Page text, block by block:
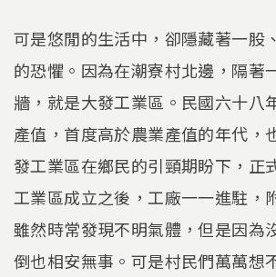
可是悠閒的生活中，卻隱藏著一股
的恐懼。因為在潮寮村北邊，隔著
牆，就是大發工業區。民國六十八
產值，首度高於農業產值的年代，
發工業區在鄉民的引頸期盼下，正
工業區成立之後，工廠一一進駐，
雖然時常發現不明氣體，但是因為
倒也相安無事。可是村民們萬萬想